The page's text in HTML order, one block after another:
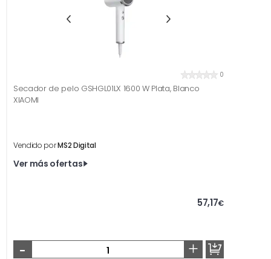
0
Secador de pelo GSHGL01LX 1600 W Plata, Blanco
XIAOMI
Vendido porMS2 Digital
Ver más ofertas
57,17€
- +